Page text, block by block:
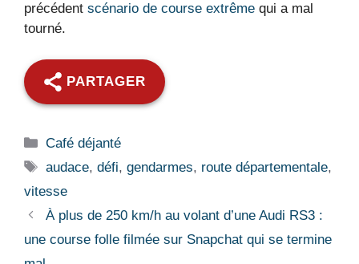
précédent scénario de course extrême qui a mal
tourné.
PARTAGER
Catégories
Café déjanté
Étiquettes
audace,défi,gendarmes, route départementale,
vitesse
À plus de 250 km/h au volant d’une Audi RS3 :
une course folle filmée sur Snapchat qui se termine